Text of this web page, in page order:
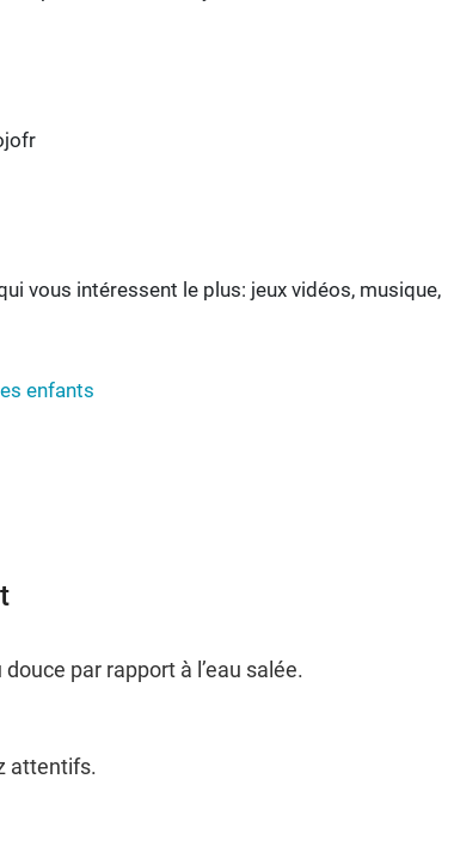
vous intéressent le plus: jeux vidéos, musique,
enfants
par rapport à l’eau salée.
attentifs.